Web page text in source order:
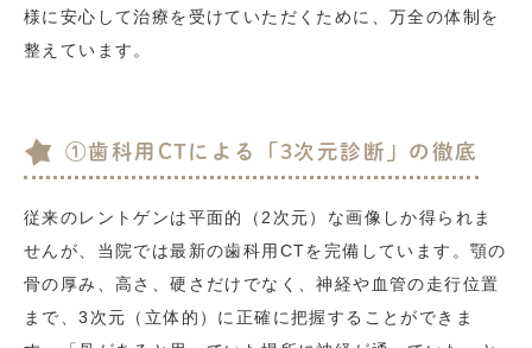
様に安心して治療を受けていただくために、万全の体制を
整えています。
①歯科用CTによる「3次元診断」の徹底
従来のレントゲンは平面的（2次元）な画像しか得られま
せんが、当院では最新の歯科用CTを完備しています。顎の
骨の厚み、高さ、硬さだけでなく、神経や血管の走行位置
まで、3次元（立体的）に正確に把握することができま